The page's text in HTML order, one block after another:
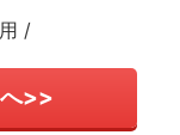
/
>>